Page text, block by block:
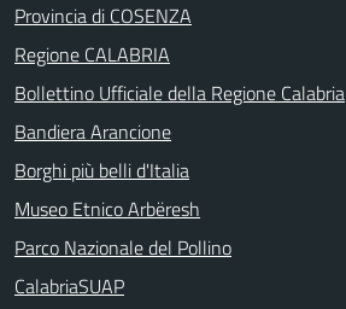
Provincia di COSENZA
Regione CALABRIA
Bollettino Ufficiale della Regione Calabria
Bandiera Arancione
Borghi più belli d'Italia
Museo Etnico Arbëresh
Parco Nazionale del Pollino
CalabriaSUAP